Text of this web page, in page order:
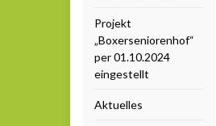
Projekt
„Boxerseniorenhof“
per 01.10.2024
eingestellt
Aktuelles